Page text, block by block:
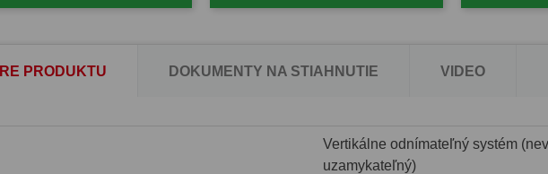
PRODUKTU DOKUMENTY NA STIAHNUTIE VIDEO
Vertikálne odnímateľný systém
uzamykateľný)